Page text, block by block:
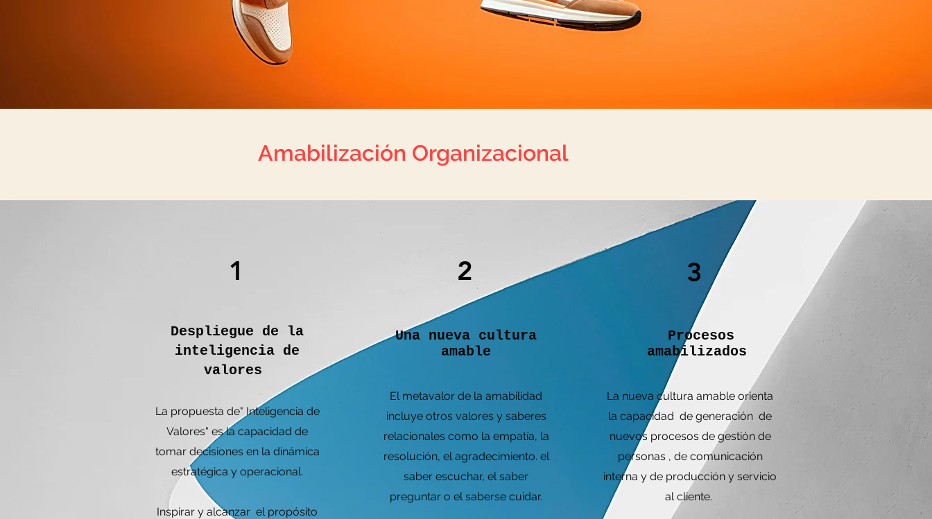
Amabilización Organizacional
Amor · Confianza · Coherencia
1
Despliegue de la
inteligencia de
valores
La propuesta de" Inteligencia de
Valores" es la capacidad de
tomar decisiones en la dinámica
estratégica y operacional.
Inspirar y alcanzar el propósito
2
Una nueva cultura
amable
El metavalor de la amabilidad
incluye otros valores y saberes
relacionales como la empatía, la
resolución, el agradecimiento. el
saber escuchar, el saber
preguntar o el saberse cuidar.
3
Procesos
amabilizados
La nueva cultura amable orienta
la capacidad de generación de
nuevos procesos de gestión de
personas , de comunicación
interna y de producción y servicio
al cliente.